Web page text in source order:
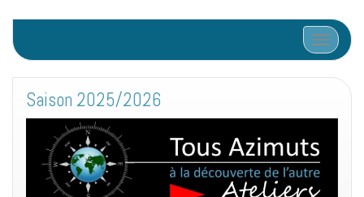
Afficher/
Saison 2025/2026